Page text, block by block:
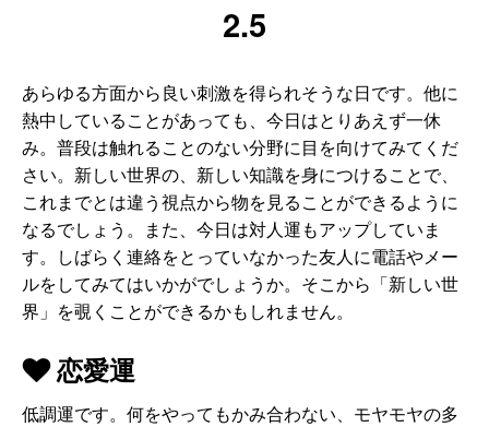
2.5
あらゆる方面から良い刺激を得られそうな日です。他に
熱中していることがあっても、今日はとりあえず一休
み。普段は触れることのない分野に目を向けてみてくだ
さい。新しい世界の、新しい知識を身につけることで、
これまでとは違う視点から物を見ることができるように
なるでしょう。また、今日は対人運もアップしていま
す。しばらく連絡をとっていなかった友人に電話やメー
ルをしてみてはいかがでしょうか。そこから「新しい世
界」を覗くことができるかもしれません。
恋愛運
低調運です。何をやってもかみ合わない、モヤモヤの多